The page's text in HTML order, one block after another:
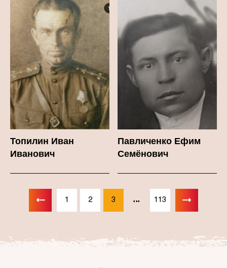
Топилин Иван
Иванович
Павличенко Ефим
Семёнович
1 2 3 ... 113